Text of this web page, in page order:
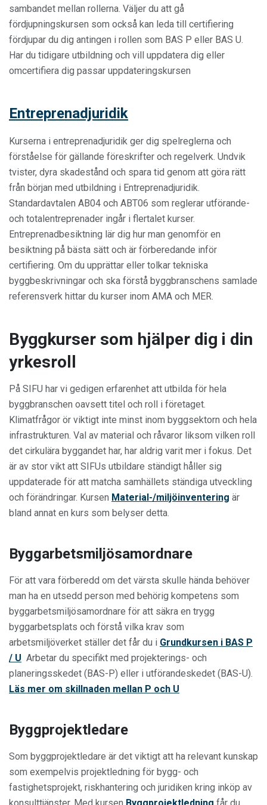
sambandet mellan rollerna. Väljer du att gå
fördjupningskursen som också kan leda till certifiering
fördjupar du dig antingen i rollen som BAS P eller BAS U.
Har du tidigare utbildning och vill uppdatera dig eller
omcertifiera dig passar uppdateringskursen
Entreprenadjuridik
Kurserna i entreprenadjuridik ger dig spelreglerna och
förståelse för gällande föreskrifter och regelverk. Undvik
tvister, dyra skadestånd och spara tid genom att göra rätt
från början med utbildning i Entreprenadjuridik.
Standardavtalen AB04 och ABT06 som reglerar utförande-
och totalentreprenader ingår i flertalet kurser.
Entreprenadbesiktning lär dig hur man genomför en
besiktning på bästa sätt och är förberedande inför
certifiering. Om du upprättar eller tolkar tekniska
byggbeskrivningar och ska förstå byggbranschens samlade
referensverk hittar du kurser inom AMA och MER.
Byggkurser som hjälper dig i din
yrkesroll
På SIFU har vi gedigen erfarenhet att utbilda för hela
byggbranschen oavsett titel och roll i företaget.
Klimatfrågor ör viktigt inte minst inom byggsektorn och hela
infrastrukturen. Val av material och råvaror liksom vilken roll
det cirkulära byggandet har, har aldrig varit mer i fokus. Det
är av stor vikt att SIFUs utbildare ständigt håller sig
uppdaterade för att matcha samhällets ständiga utveckling
och förändringar. Kursen Material-/miljöinventering är
bland annat en kurs som belyser detta.
Byggarbetsmiljösamordnare
För att vara förberedd om det värsta skulle hända behöver
man ha en utsedd person med behörig kompetens som
byggarbetsmiljösamordnare för att säkra en trygg
byggarbetsplats och förstå vilka krav som
arbetsmiljöverket ställer det får du i Grundkursen i BAS P
/ U Arbetar du specifikt med projekterings- och
planeringsskedet (BAS-P) eller i utförandeskedet (BAS-U).
Läs mer om skillnaden mellan P och U
Byggprojektledare
Som byggprojektledare är det viktigt att ha relevant kunskap
som exempelvis projektledning för bygg- och
fastighetsprojekt, riskhantering och juridiken kring inköp av